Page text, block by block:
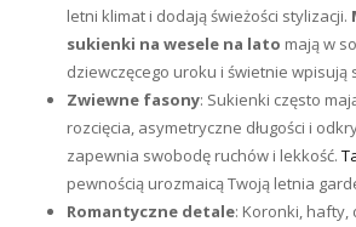
letni klimat i dodają świeżości stylizacji.
sukienki na wesele na lato mają w
dziewczęcego uroku i świetnie wpisują
Zwiewne fasony: Sukienki często
rozcięcia, asymetryczne długości i
zapewnia swobodę ruchów i lekkość.
pewnością urozmaicą Twoją letnia
Romantyczne detale: Koronki, hafty,